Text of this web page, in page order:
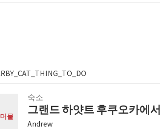
숙소
그랜드 하얏트 후쿠오카에
Andrew